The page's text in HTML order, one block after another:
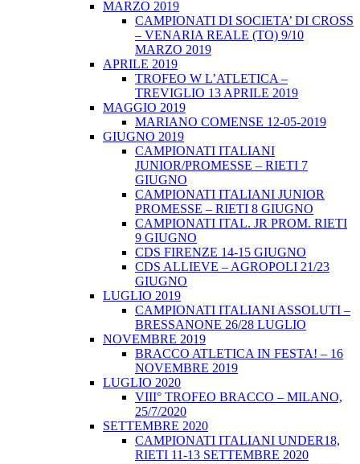
MARZO 2019
CAMPIONATI DI SOCIETA’ DI CROSS
– VENARIA REALE (TO) 9/10
MARZO 2019
APRILE 2019
TROFEO W L’ATLETICA –
TREVIGLIO 13 APRILE 2019
MAGGIO 2019
MARIANO COMENSE 12-05-2019
GIUGNO 2019
CAMPIONATI ITALIANI
JUNIOR/PROMESSE – RIETI 7
GIUGNO
CAMPIONATI ITALIANI JUNIOR
PROMESSE – RIETI 8 GIUGNO
CAMPIONATI ITAL. JR PROM. RIETI
9 GIUGNO
CDS FIRENZE 14-15 GIUGNO
CDS ALLIEVE – AGROPOLI 21/23
GIUGNO
LUGLIO 2019
CAMPIONATI ITALIANI ASSOLUTI –
BRESSANONE 26/28 LUGLIO
NOVEMBRE 2019
BRACCO ATLETICA IN FESTA! – 16
NOVEMBRE 2019
LUGLIO 2020
VIII° TROFEO BRACCO – MILANO,
25/7/2020
SETTEMBRE 2020
CAMPIONATI ITALIANI UNDER18,
RIETI 11-13 SETTEMBRE 2020